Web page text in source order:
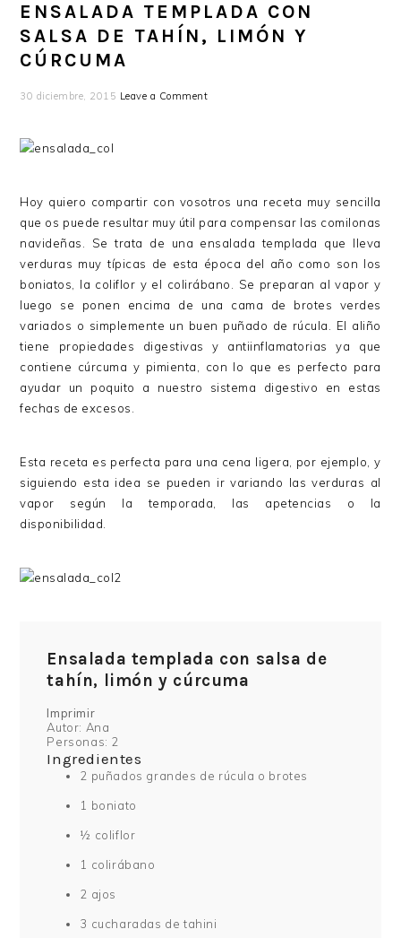
ENSALADA TEMPLADA CON
SALSA DE TAHÍN, LIMÓN Y
CÚRCUMA
30 diciembre, 2015 Leave a Comment
Hoy quiero compartir con vosotros una receta muy sencilla
que os puede resultar muy útil para compensar las comilonas
navideñas. Se trata de una ensalada templada que lleva
verduras muy típicas de esta época del año como son los
boniatos, la coliflor y el colirábano. Se preparan al vapor y
luego se ponen encima de una cama de brotes verdes
variados o simplemente un buen puñado de rúcula. El aliño
tiene propiedades digestivas y antiinflamatorias ya que
contiene cúrcuma y pimienta, con lo que es perfecto para
ayudar un poquito a nuestro sistema digestivo en estas
fechas de excesos.
Esta receta es perfecta para una cena ligera, por ejemplo, y
siguiendo esta idea se pueden ir variando las verduras al
vapor según la temporada, las apetencias o la
disponibilidad.
Ensalada templada con salsa de
tahín, limón y cúrcuma
Imprimir
Autor: Ana
Personas: 2
Ingredientes
2 puñados grandes de rúcula o brotes
1 boniato
½ coliflor
1 colirábano
2 ajos
3 cucharadas de tahini